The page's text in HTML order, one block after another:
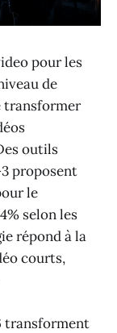
pour les
de
transformer
outils
proposent
le
selon les
répond à la
courts,
transforment